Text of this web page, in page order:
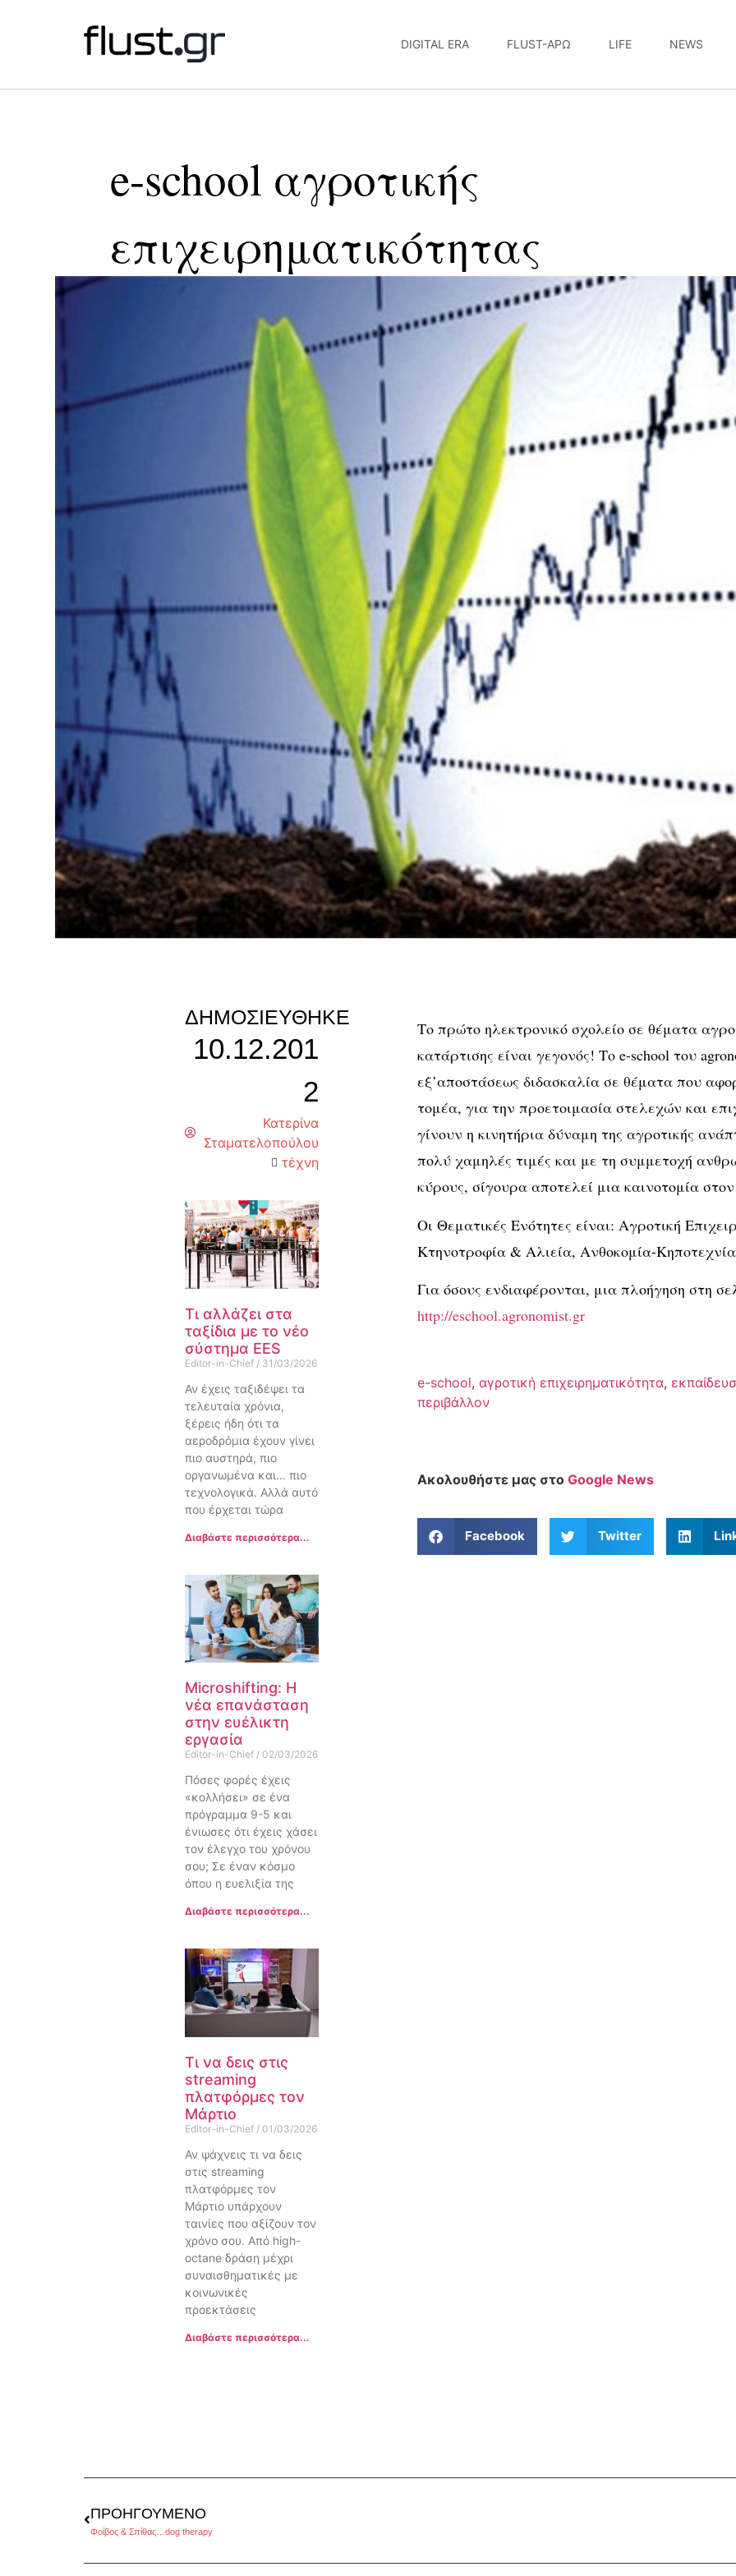
DIGITAL ERA FLUST-ΆΡΩ LIFE NEWS
e-school αγροτικής
επιχειρηματικότητας
ΔΗΜΟΣΙΕΎΘΗΚΕ
10.12.201
2
Κατερίνα
Σταματελοπούλου
τέχνη
Τι αλλάζει στα
ταξίδια με το νέο
σύστημα EES
Editor-in-Chief 31/03/2026
Αν έχεις ταξιδέψει τα
τελευταία χρόνια,
ξέρεις ήδη ότι τα
αεροδρόμια έχουν γίνει
πιο αυστηρά, πιο
οργανωμένα και… πιο
τεχνολογικά. Αλλά αυτό
που έρχεται τώρα
Διαβάστε περισσότερα...
Microshifting: Η
νέα επανάσταση
στην ευέλικτη
εργασία
Editor-in-Chief 02/03/2026
Πόσες φορές έχεις
«κολλήσει» σε ένα
πρόγραμμα 9-5 και
ένιωσες ότι έχεις χάσει
τον έλεγχο του χρόνου
σου; Σε έναν κόσμο
όπου η ευελιξία της
Διαβάστε περισσότερα...
Τι να δεις στις
streaming
πλατφόρμες τον
Μάρτιο
Editor-in-Chief 01/03/2026
Αν ψάχνεις τι να δεις
στις streaming
πλατφόρμες τον
Μάρτιο υπάρχουν
ταινίες που αξίζουν τον
χρόνο σου. Από high-
octane δράση μέχρι
συναισθηματικές με
κοινωνικές
προεκτάσεις
Διαβάστε περισσότερα...
Το πρώτο ηλεκτρονικό σχολείο σε θέματα
κατάρτισης είναι γεγονός! Το e-school του
εξ’αποστάσεως διδασκαλία σε θέματα που
τομέα, για την προετοιμασία στελεχών και
γίνουν η κινητήρια δύναμη της αγροτικής
πολύ χαμηλές τιμές και με τη συμμετοχή
κύρους, σίγουρα αποτελεί μια καινοτομία
Οι Θεματικές Ενότητες είναι: Αγροτική
Κτηνοτροφία & Αλιεία, Ανθοκομία-
Για όσους ενδιαφέρονται, μια πλοήγηση στη
http://eschool.agronomist.gr
e-school, αγροτική επιχειρηματικότητα,
περιβάλλον
Ακολουθήστε μας στο Google News
Facebook Twitter
ΠΡΟΗΓΟΎΜΕΝΟ
Φοίβος & Σπίθας…dog therapy